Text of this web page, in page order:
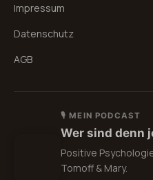
Impressum
Datenschutz
AGB
🎙 MEIN PODCAST
Wer sind denn
Positive
Tomoff & Mary.